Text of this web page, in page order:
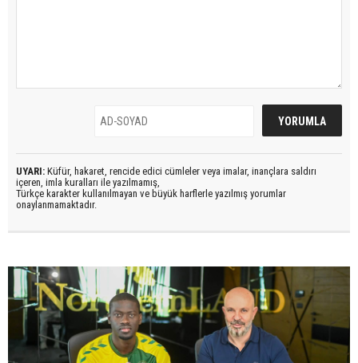
UYARI: Küfür, hakaret, rencide edici cümleler veya imalar, inançlara saldırı
içeren, imla kuralları ile yazılmamış,
Türkçe karakter kullanılmayan ve büyük harflerle yazılmış yorumlar
onaylanmamaktadır.